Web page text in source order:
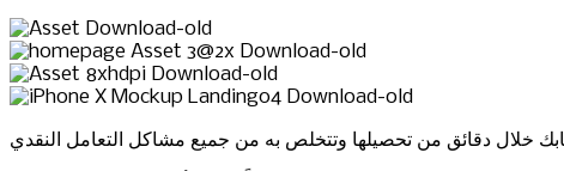
خلال دقائق من تحصيلها وتتخلص به من جميع مشاكل التعامل النقدي